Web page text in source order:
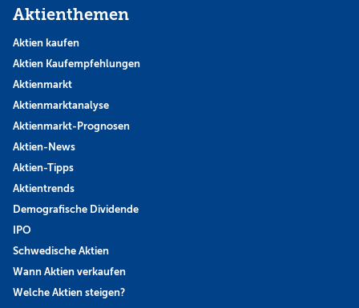
Aktienthemen
Aktien kaufen
Aktien Kaufempfehlungen
Aktienmarkt
Aktienmarktanalyse
Aktienmarkt-Prognosen
Aktien-News
Aktien-Tipps
Aktientrends
Demografische Dividende
IPO
Schwedische Aktien
Wann Aktien verkaufen
Welche Aktien steigen?